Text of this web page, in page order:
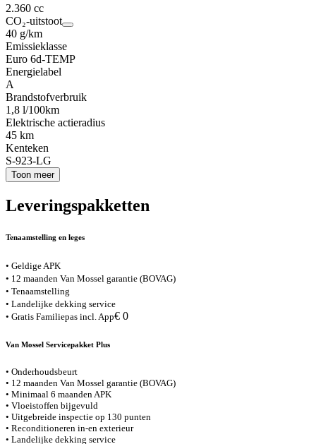
2.360 cc
CO₂-uitstoot
40 g/km
Emissieklasse
Euro 6d-TEMP
Energielabel
A
Brandstofverbruik
1,8 l/100km
Elektrische actieradius
45 km
Kenteken
S-923-LG
Toon meer
Leveringspakketten
Tenaamstelling en leges
• Geldige APK
• 12 maanden Van Mossel garantie (BOVAG)
• Tenaamstelling
• Landelijke dekking service
• Gratis Familiepas incl. App€ 0
Van Mossel Servicepakket Plus
• Onderhoudsbeurt
• 12 maanden Van Mossel garantie (BOVAG)
• Minimaal 6 maanden APK
• Vloeistoffen bijgevuld
• Uitgebreide inspectie op 130 punten
• Reconditioneren in-en exterieur
• Landelijke dekking service